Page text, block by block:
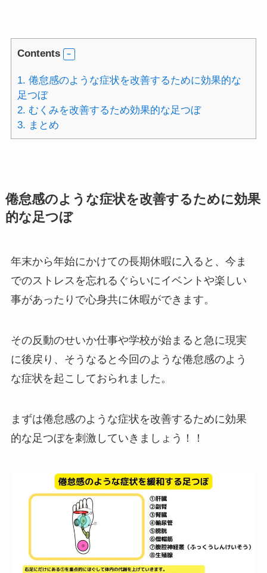
Contents
1. 倦怠感のような症状を改善するために効果的な
足つぼ
2. むくみを改善するため効果的な足つぼ
3. まとめ
倦怠感のような症状を改善するために効果
的な足つぼ
年末から年始にかけての長期休暇に入ると、今ま
でのストレスを忘れるぐらいにイベントや楽しい
事があったりで心身共に休暇ができます。
その反動のせいか仕事や学校が始まると急に現実
に後戻り、そうなると今回のような倦怠感のよう
な症状を起こしておられました。
まずは倦怠感のような症状を改善するために効果
的な足つぼを刺激していきましょう！！